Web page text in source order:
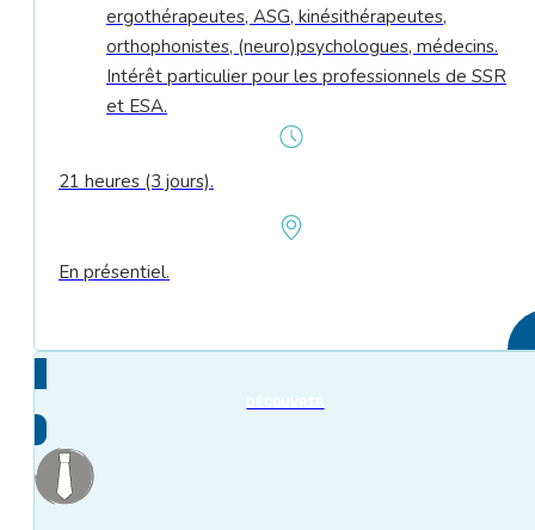
ergothérapeutes, ASG, kinésithérapeutes,
orthophonistes, (neuro)psychologues, médecins.
Intérêt particulier pour les professionnels de SSR
et ESA.
21 heures (3 jours).
En présentiel.